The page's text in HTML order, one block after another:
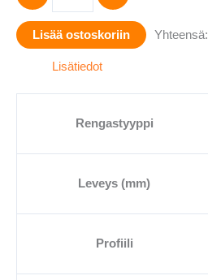
POTENTEM
UHP
91W
Lisää ostoskoriin Yhteensä:
Lisätiedot
Rengastyyppi
Leveys (mm)
Profiili